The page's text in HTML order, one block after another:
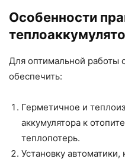
Особенности
Для оптимальной работы
обеспечить:
Герметичное и
аккумулятора к
теплопотерь.
Установку